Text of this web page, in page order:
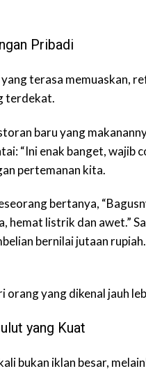
Pribadi
terasa memuaskan,
terdekat.
baru yang
“Ini enak banget, wajib
pertemanan kita.
bertanya,
hemat listrik dan awet.”
bernilai jutaan
orang yang dikenal jauh
yang Kuat
bukan iklan besar,